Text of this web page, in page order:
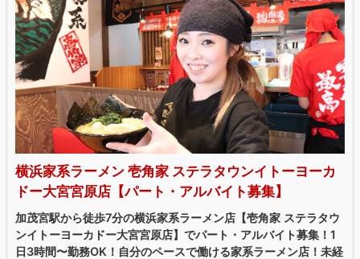
横浜家系ラーメン 壱角家 ステラタウンイトーヨーカ
ドー大宮宮原店【パート・アルバイト募集】
加茂宮駅から徒歩7分の横浜家系ラーメン店【壱角家 ステラタウ
ンイトーヨーカドー大宮宮原店】でパート・アルバイト募集！1
日3時間〜勤務OK！自分のペースで働ける家系ラーメン店！未経